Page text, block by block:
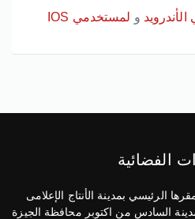
و لمستخدمي IOS
الفضائية
الرئيسي بمدينة الأنتاج الإعلامى
مدينة السادس من اكتوبر محافظة الجيزة